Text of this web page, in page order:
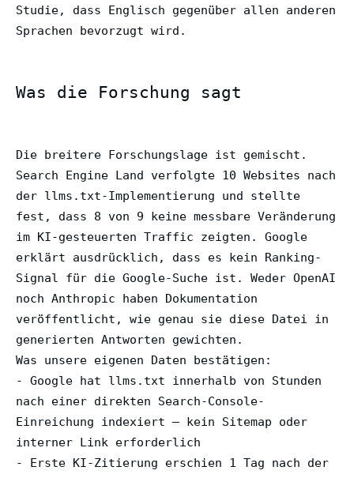
Studie, dass Englisch gegenüber allen anderen
Sprachen bevorzugt wird.
Was die Forschung sagt
Die breitere Forschungslage ist gemischt.
Search Engine Land verfolgte 10 Websites nach
der llms.txt-Implementierung und stellte
fest, dass 8 von 9 keine messbare Veränderung
im KI-gesteuerten Traffic zeigten. Google
erklärt ausdrücklich, dass es kein Ranking-
Signal für die Google-Suche ist. Weder OpenAI
noch Anthropic haben Dokumentation
veröffentlicht, wie genau sie diese Datei in
generierten Antworten gewichten.
Was unsere eigenen Daten bestätigen:
- Google hat llms.txt innerhalb von Stunden
nach einer direkten Search-Console-
Einreichung indexiert – kein Sitemap oder
interner Link erforderlich
- Erste KI-Zitierung erschien 1 Tag nach der